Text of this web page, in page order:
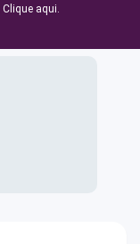
Clique aqui.